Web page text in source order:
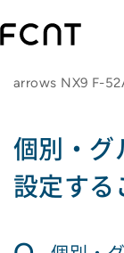
arrows NX9 F-
個別・グ
設定する